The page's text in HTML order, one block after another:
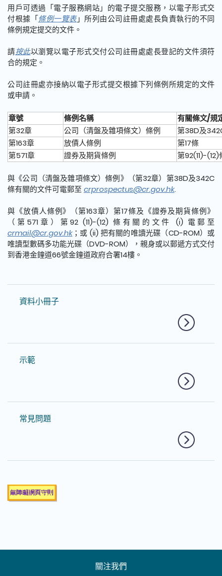
用戶可透過「電子服務網站」的電子提交服務，以電子形式交
付根據「條例一覽表」所列由公司註冊處處長負責執行的不同
條例規定提交的文件。
請按此以瀏覽以電子形式交付公司註冊處處長登記的文件須符
合的規定。
公司註冊處亦接納以電子形式提交根據下列條例所規定的文件
或申請。
章號 條例名稱
有關條文/規
第32章
公司（清盤及雜項條文）條例
第38D及
第163章
放債人條例
第17條
第571章
證券及期貨條例 第92(11)-(12)
與《公司（清盤及雜項條文）條例》（第32章）第38D及342C
條有關的文件可電郵至crprospectus@cr.gov.hk.
與《放債人條例》（第163章）第17條及《證券及期貨條例》
（第571章）第92 (11)-(12) 條有關的文件 (i) 電郵至
crmail@cr.gov.hk；或 (ii) 把有關的唯讀光碟（CD-ROM）或
唯讀型數碼多功能光碟（DVD-ROM），親身或以郵遞方式交付
到香港金鐘道66號金鐘道政府合署14樓。
資料小冊子
示範
常見問題
關注我們